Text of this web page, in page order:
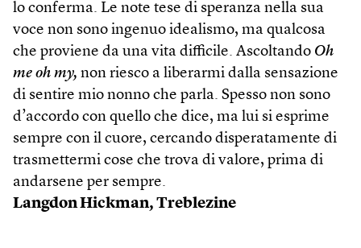
lo conferma. Le note tese di speranza nella sua
voce non sono ingenuo idealismo, ma qualcosa
che proviene da una vita difficile. Ascoltando Oh
me oh my, non riesco a liberarmi dalla sensazione
di sentire mio nonno che parla. Spesso non sono
d’accordo con quello che dice, ma lui si esprime
sempre con il cuore, cercando disperatamente di
trasmettermi cose che trova di valore, prima di
andarsene per sempre.
Langdon Hickman, Treblezine